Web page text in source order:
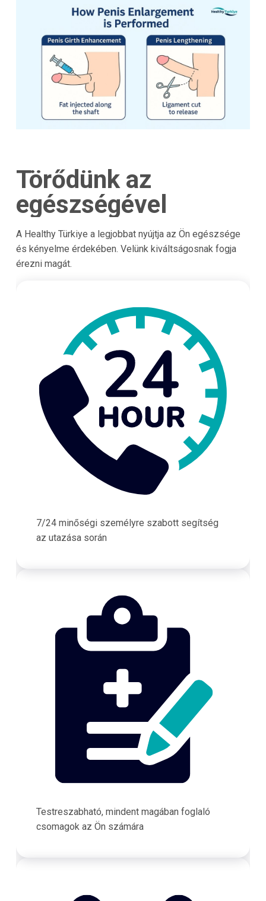
Törődünk az
egészségével
A Healthy Türkiye a legjobbat nyújtja az Ön egészsége
és kényelme érdekében. Velünk kiváltságosnak fogja
érezni magát.
7/24 minőségi személyre szabott segítség
az utazása során
Testreszabható, mindent magában foglaló
csomagok az Ön számára